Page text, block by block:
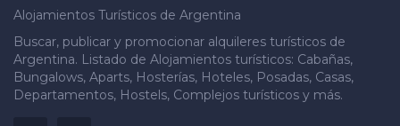
Alojamientos Turísticos de Argentina
Buscar, publicar y promocionar alquileres turísticos de
Argentina. Listado de Alojamientos turísticos: Cabañas,
Bungalows, Aparts, Hosterías, Hoteles, Posadas, Casas,
Departamentos, Hostels, Complejos turísticos y más.